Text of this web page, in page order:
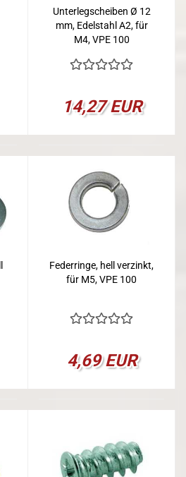
Unterlegscheiben Ø 12
mm, Edelstahl A2, für
M4, VPE 100
14,27 EUR
Federringe, hell verzinkt,
für M5, VPE 100
4,69 EUR